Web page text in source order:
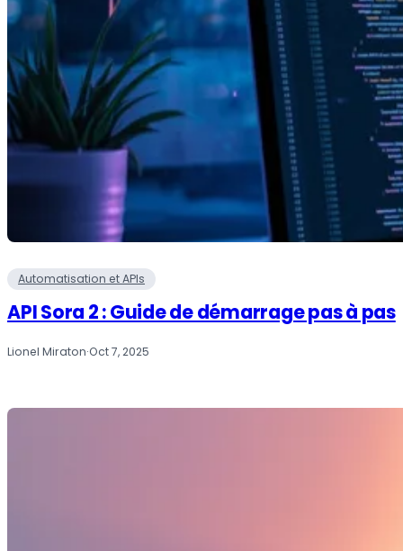
Automatisation et APIs
API Sora 2 : Guide de démarrage pas à pas
Lionel Miraton·Oct 7, 2025